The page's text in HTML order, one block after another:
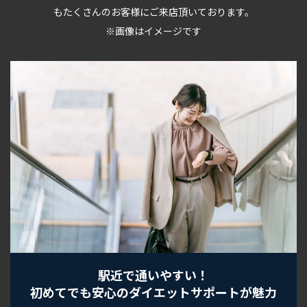
もたくさんのお客様にご来店頂いております。
※画像はイメージです
駅近で通いやすい！
初めてでも安心のダイエットサポートが魅力